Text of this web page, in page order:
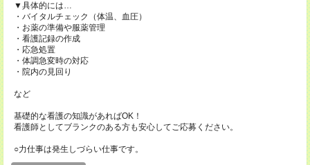
▼具体的には…
・バイタルチェック（体温、血圧）
・お薬の準備や服薬管理
・看護記録の作成
・応急処置
・体調急変時の対応
・院内の見回り
など
基礎的な看護の知識があればOK！
看護師としてブランクのある方も安心してご応募ください。
○力仕事は発生しづらい仕事です。